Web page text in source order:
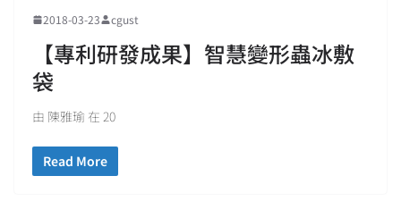
2018-03-23 cgust
【專利研發成果】智慧變形蟲冰敷
袋
由 陳雅瑜 在 20
Read More